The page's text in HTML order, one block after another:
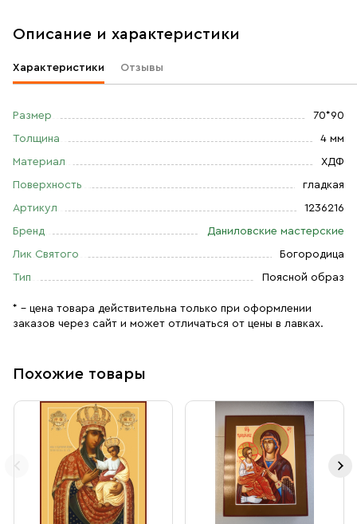
Описание и характеристики
Характеристики Отзывы
Размер 70*90
Толщина 4 мм
Материал ХДФ
Поверхность гладкая
Артикул 1236216
Бренд Даниловские мастерские
Лик Святого Богородица
Тип Поясной образ
* – цена товара действительна только при оформлении
заказов через сайт и может отличаться от цены в лавках.
Похожие товары